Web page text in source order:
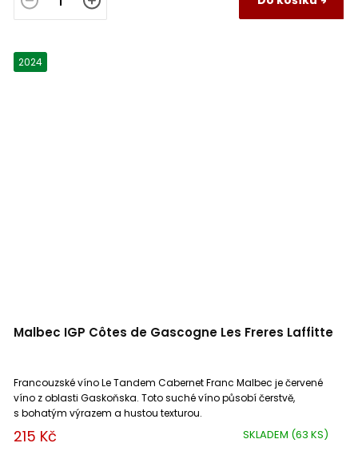
2024
Malbec IGP Côtes de Gascogne Les Freres Laffitte
SKLADEM (63 KS)
215 Kč
Francouzské víno Le Tandem Cabernet Franc Malbec je červené
víno z oblasti Gaskoňska. Toto suché víno působí čerstvě,
s bohatým výrazem a hustou texturou.